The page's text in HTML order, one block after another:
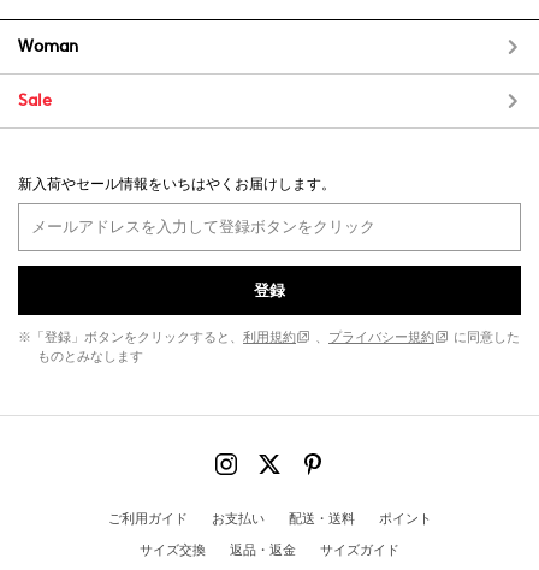
Woman
Sale
新入荷やセール情報をいちはやくお届けします。
登録
※「登録」ボタンをクリックすると、 利用規約 、 プライバシー規約
に同意した
ものとみなします
ご利用ガイド お支払い 配送・送料
ポイント
サイズ交換
返品・返金 サイズガイド